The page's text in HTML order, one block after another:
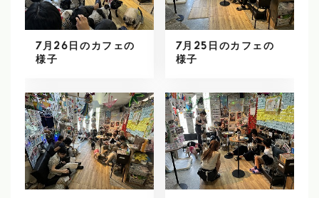
7月26日のカフェの
様子
7月25日のカフェの
様子